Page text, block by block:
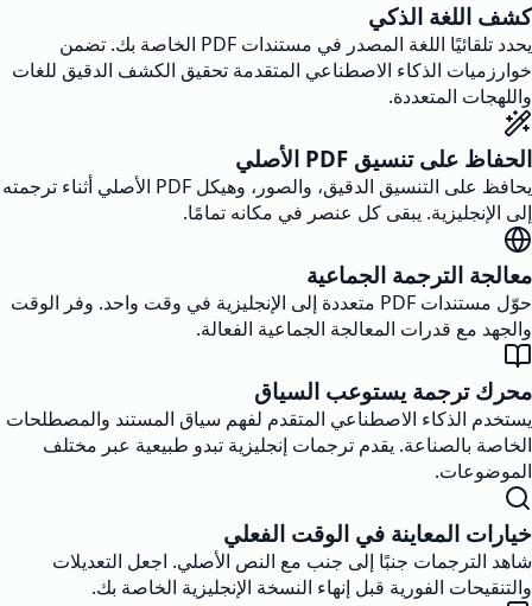
كشف اللغة الذكي
يحدد تلقائيًا اللغة المصدر في مستندات PDF الخاصة بك. تضمن
خوارزميات الذكاء الاصطناعي المتقدمة تحقيق الكشف الدقيق للغات
واللهجات المتعددة.
الحفاظ على تنسيق PDF الأصلي
يحافظ على التنسيق الدقيق، والصور، وهيكل PDF الأصلي أثناء ترجمته
إلى الإنجليزية. يبقى كل عنصر في مكانه تمامًا.
معالجة الترجمة الجماعية
حوّل مستندات PDF متعددة إلى الإنجليزية في وقت واحد. وفر الوقت
والجهد مع قدرات المعالجة الجماعية الفعالة.
محرك ترجمة يستوعب السياق
يستخدم الذكاء الاصطناعي المتقدم لفهم سياق المستند والمصطلحات
الخاصة بالصناعة. يقدم ترجمات إنجليزية تبدو طبيعية عبر مختلف
الموضوعات.
خيارات المعاينة في الوقت الفعلي
شاهد الترجمات جنبًا إلى جنب مع النص الأصلي. اجعل التعديلات
والتنقيحات الفورية قبل إنهاء النسخة الإنجليزية الخاصة بك.